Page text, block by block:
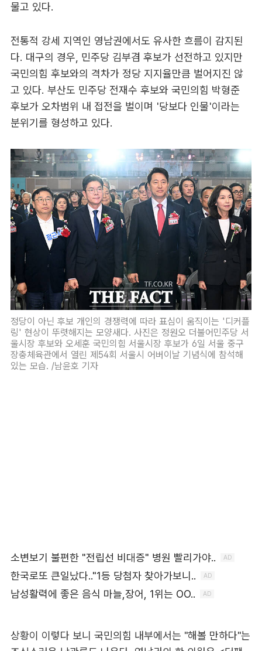
물고 있다.
전통적 강세 지역인 영남권에서도 유사한 흐름이 감지된
다. 대구의 경우, 민주당 김부겸 후보가 선전하고 있지만
국민의힘 후보와의 격차가 정당 지지율만큼 벌어지진 않
고 있다. 부산도 민주당 전재수 후보와 국민의힘 박형준
후보가 오차범위 내 접전을 벌이며 '당보다 인물'이라는
분위기를 형성하고 있다.
정당이 아닌 후보 개인의 경쟁력에 따라 표심이 움직이는 '디커플
링' 현상이 뚜렷해지는 모양새다. 사진은 정원오 더불어민주당 서
울시장 후보와 오세훈 국민의힘 서울시장 후보가 6일 서울 중구
장충체육관에서 열린 제54회 서울시 어버이날 기념식에 참석해
있는 모습. /남윤호 기자
상황이 이렇다 보니 국민의힘 내부에서는 "해볼 만하다"는